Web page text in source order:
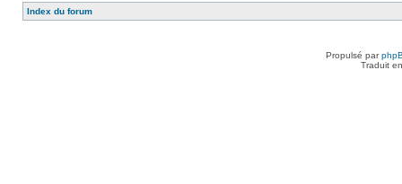
Index du forum
Propulsé par
Traduit